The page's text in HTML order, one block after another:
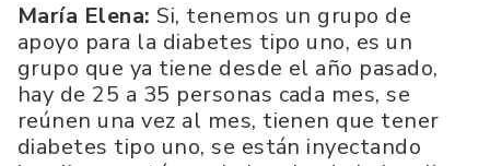
María Elena:Si, tenemos un grupo de
apoyo para la diabetes tipo uno, es un
grupo que ya tiene desde el año pasado,
hay de 25 a 35 personas cada mes, se
reúnen una vez al mes, tienen que tener
diabetes tipo uno, se están inyectando